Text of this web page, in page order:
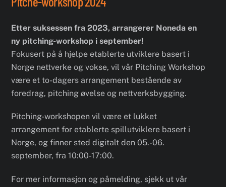
Etter suksessen fra 2023, arrangerer Noneda en
ny pitching-workshop i september!
Fokusert på å hjelpe etablerte utviklere basert i
Norge nettverke og vokse, vil vår Pitching Workshop
være et to-dagers arrangement bestående av
foredrag, pitching øvelse og nettverksbygging.
Pitching-workshopen vil være et lukket
arrangement for etablerte spillutviklere basert i
Norge, og finner sted digitalt den 05.-06.
september, fra 10:00-17:00.
For mer informasjon og påmelding, sjekk ut vår